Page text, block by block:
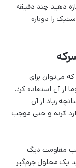
دهید چند دقیقه
را دوباره
می‌توان برای
از آن استفاده کرد.
زیاد از آن
کرده و حتی موجب
مقاومت دیگ
یک محلول جرم‌گیر